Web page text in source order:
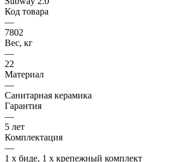
Код товара
—
7802
Вес, кг
—
22
Материал
—
Санитарная керамика
Гарантия
—
5 лет
Комплектация
—
1 x биде, 1 x крепежный комплект